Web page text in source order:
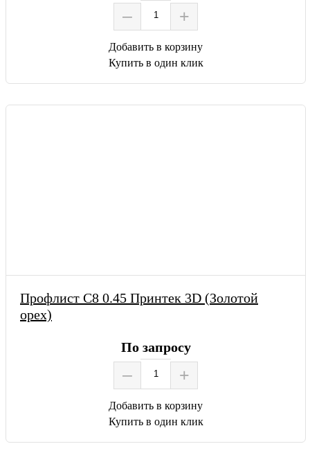
– +
Добавить в корзину
Купить в один клик
Профлист С8 0.45 Принтек 3D (Золотой
орех)
По запросу
– +
Добавить в корзину
Купить в один клик